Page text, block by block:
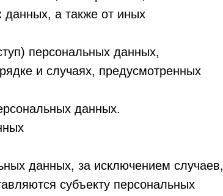
данных, а также от иных
персональных данных,
и случаях, предусмотренных
данных.
данных, за исключением случаев,
субъекту персональных